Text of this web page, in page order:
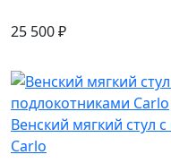
25 500 ₽
Венский мягкий стул
Carlo